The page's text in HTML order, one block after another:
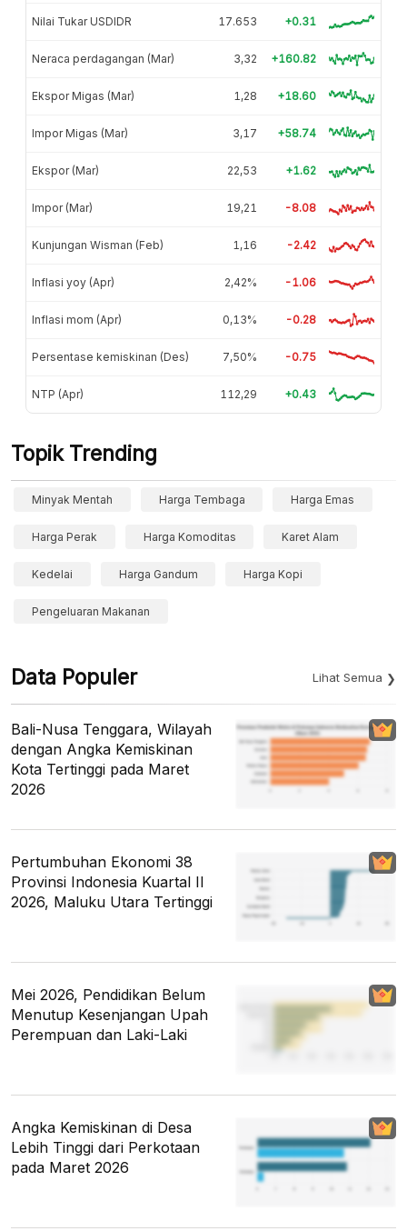
Nilai Tukar USDIDR 17.653 +0.31
Neraca perdagangan (Mar) 3,32 +160.82
Ekspor Migas (Mar) 1,28 +18.60
Impor Migas (Mar) 3,17 +58.74
Ekspor (Mar) 22,53 +1.62
Impor (Mar) 19,21 -8.08
Kunjungan Wisman (Feb) 1,16 -2.42
Inflasi yoy (Apr) 2,42% -1.06
Inflasi mom (Apr) 0,13% -0.28
Persentase kemiskinan (Des) 7,50% -0.75
NTP (Apr) 112,29 +0.43
Topik Trending
Minyak Mentah Harga Tembaga Harga Emas
Harga Perak Harga Komoditas Karet Alam
Kedelai Harga Gandum Harga Kopi
Pengeluaran Makanan
Data Populer Lihat Semua
Bali-Nusa Tenggara, Wilayah
dengan Angka Kemiskinan
Kota Tertinggi pada Maret
2026
Pertumbuhan Ekonomi 38
Provinsi Indonesia Kuartal II
2026, Maluku Utara Tertinggi
Mei 2026, Pendidikan Belum
Menutup Kesenjangan Upah
Perempuan dan Laki-Laki
Angka Kemiskinan di Desa
Lebih Tinggi dari Perkotaan
pada Maret 2026